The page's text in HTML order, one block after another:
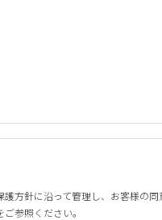
方針に沿って管理し、お客様の
ご参照ください。